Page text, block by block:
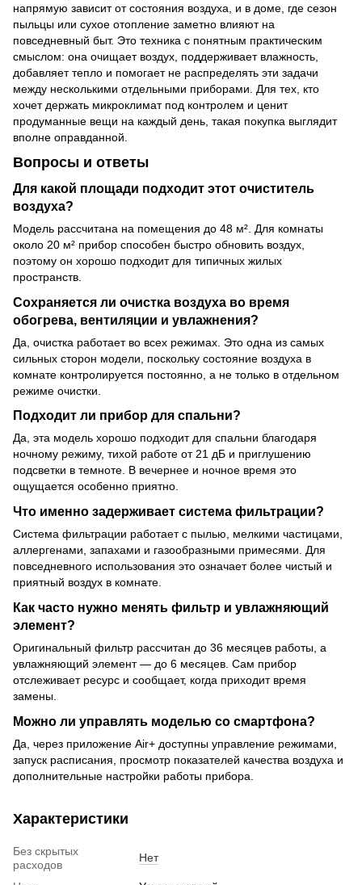
напрямую зависит от состояния воздуха, и в доме, где сезон
пыльцы или сухое отопление заметно влияют на
повседневный быт. Это техника с понятным практическим
смыслом: она очищает воздух, поддерживает влажность,
добавляет тепло и помогает не распределять эти задачи
между несколькими отдельными приборами. Для тех, кто
хочет держать микроклимат под контролем и ценит
продуманные вещи на каждый день, такая покупка выглядит
вполне оправданной.
Вопросы и ответы
Для какой площади подходит этот очиститель
воздуха?
Модель рассчитана на помещения до 48 м². Для комнаты
около 20 м² прибор способен быстро обновить воздух,
поэтому он хорошо подходит для типичных жилых
пространств.
Сохраняется ли очистка воздуха во время
обогрева, вентиляции и увлажнения?
Да, очистка работает во всех режимах. Это одна из самых
сильных сторон модели, поскольку состояние воздуха в
комнате контролируется постоянно, а не только в отдельном
режиме очистки.
Подходит ли прибор для спальни?
Да, эта модель хорошо подходит для спальни благодаря
ночному режиму, тихой работе от 21 дБ и приглушению
подсветки в темноте. В вечернее и ночное время это
ощущается особенно приятно.
Что именно задерживает система фильтрации?
Система фильтрации работает с пылью, мелкими частицами,
аллергенами, запахами и газообразными примесями. Для
повседневного использования это означает более чистый и
приятный воздух в комнате.
Как часто нужно менять фильтр и увлажняющий
элемент?
Оригинальный фильтр рассчитан до 36 месяцев работы, а
увлажняющий элемент — до 6 месяцев. Сам прибор
отслеживает ресурс и сообщает, когда приходит время
замены.
Можно ли управлять моделью со смартфона?
Да, через приложение Air+ доступны управление режимами,
запуск расписания, просмотр показателей качества воздуха и
дополнительные настройки работы прибора.
Характеристики
Без скрытых
расходов
Нет